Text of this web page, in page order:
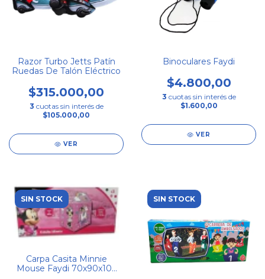
Razor Turbo Jetts Patín
Ruedas De Talón Eléctrico
$315.000,00
3 cuotas sin interés de
$105.000,00
VER
Binoculares Faydi
$4.800,00
3 cuotas sin interés de
$1.600,00
VER
SIN STOCK
Carpa Casita Minnie
Mouse Faydi 70x90x102
SIN STOCK